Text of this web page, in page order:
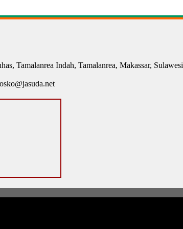
Tamalanrea Indah, Tamalanrea, Makassar, Sulawesi